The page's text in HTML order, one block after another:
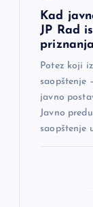
Kad
JP Rad
Potez koji
saopštenje
javno
Javno
saopštenje